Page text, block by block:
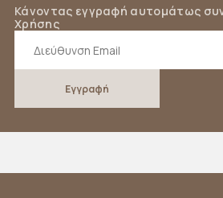
Κάνοντας εγγραφή αυτομάτως
Χρήσης